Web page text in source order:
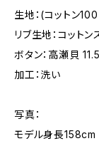
生地：(コットン
リブ生地：コット
ボタン：高瀬貝
加工：洗い
写真：
モデル身長